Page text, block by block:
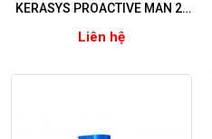
KERASYS PROACTIVE MAN 2-
Liên hệ